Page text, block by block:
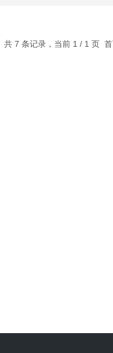
共 7 条记录，当前 1 / 1 页